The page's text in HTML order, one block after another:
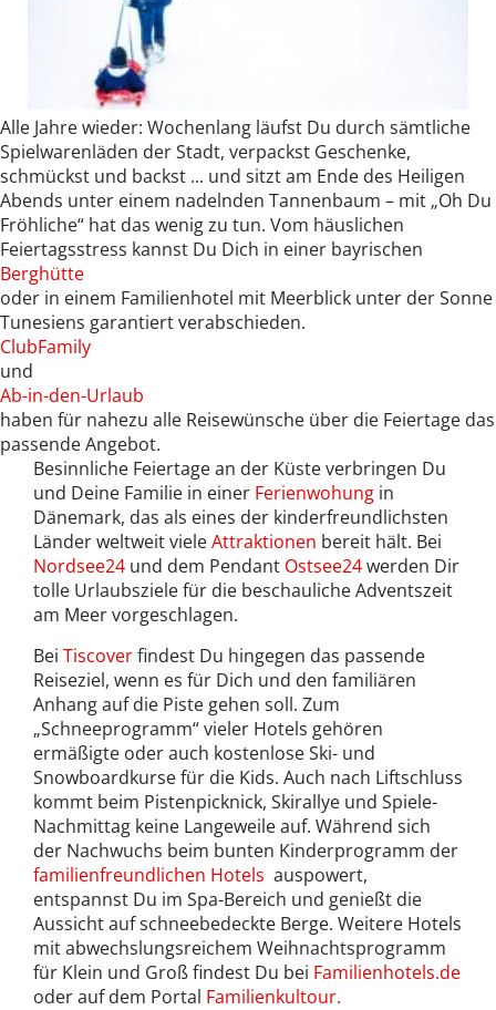
Alle Jahre wieder: Wochenlang läufst Du durch sämtliche
Spielwarenläden der Stadt, verpackst Geschenke,
schmückst und backst ... und sitzt am Ende des Heiligen
Abends unter einem nadelnden Tannenbaum – mit „Oh Du
Fröhliche“ hat das wenig zu tun. Vom häuslichen
Feiertagsstress kannst Du Dich in einer bayrischen
Berghütte
oder in einem Familienhotel mit Meerblick unter der Sonne
Tunesiens garantiert verabschieden.
ClubFamily
und
Ab-in-den-Urlaub
haben für nahezu alle Reisewünsche über die Feiertage das
passende Angebot.
Besinnliche Feiertage an der Küste verbringen Du
und Deine Familie in einer Ferienwohung in
Dänemark, das als eines der kinderfreundlichsten
Länder weltweit vieleAttraktionen bereit hält. Bei
Nordsee24 und dem Pendant Ostsee24werden Dir
tolle Urlaubsziele für die beschauliche Adventszeit
am Meer vorgeschlagen.
Bei Tiscoverfindest Du hingegen das passende
Reiseziel, wenn es für Dich und den familiären
Anhang auf die Piste gehen soll. Zum
„Schneeprogramm“ vieler Hotels gehören
ermäßigte oder auch kostenlose Ski- und
Snowboardkurse für die Kids. Auch nach Liftschluss
kommt beim Pistenpicknick, Skirallye und Spiele-
Nachmittag keine Langeweile auf. Während sich
der Nachwuchs beim bunten Kinderprogramm der
familienfreundlichen Hotels auspowert,
entspannst Du im Spa-Bereich und genießt die
Aussicht auf schneebedeckte Berge. Weitere Hotels
mit abwechslungsreichem Weihnachtsprogramm
für Klein und Groß findest Du bei Familienhotels.de
oder auf dem Portal Familienkultour.